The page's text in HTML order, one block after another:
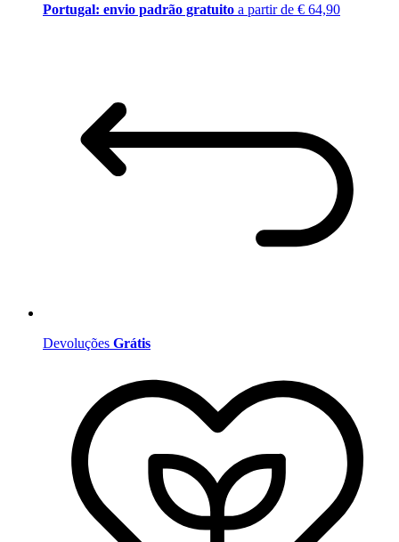
Portugal: envio padrão gratuito a partir de € 64,90
Devoluções Grátis